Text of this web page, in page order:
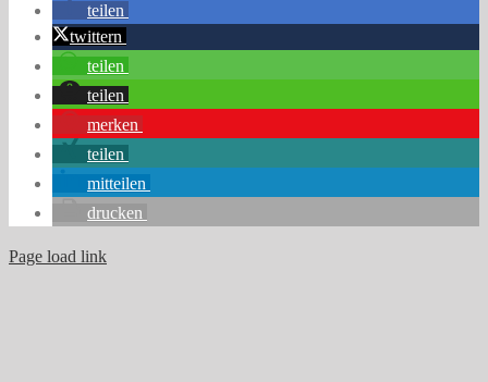
teilen
twittern
teilen
teilen
merken
teilen
mitteilen
drucken
Page load link